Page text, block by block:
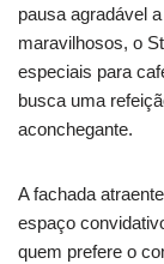
pausa agradável
maravilhosos, o
especiais para
busca uma
aconchegante.
A fachada
espaço
quem prefere o